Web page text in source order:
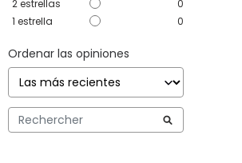
2estrellas
0
1 estrella 0
Ordenar las opiniones